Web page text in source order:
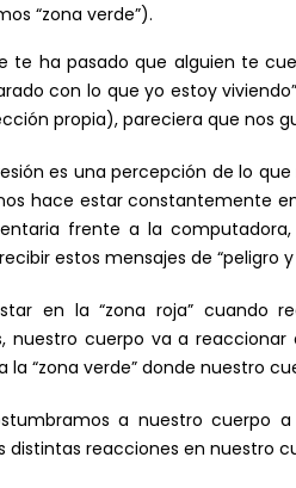
“zona verde”).
te ha pasado que alguien te
con lo que yo estoy
propia), pareciera que nos
es una percepción de lo
hace estar constantemente
frente a la
estos mensajes de “peligro
en la “zona roja” cuando
nuestro cuerpo va a
la “zona verde” donde nuestro
a nuestro cuerpo
distintas reacciones en nuestro